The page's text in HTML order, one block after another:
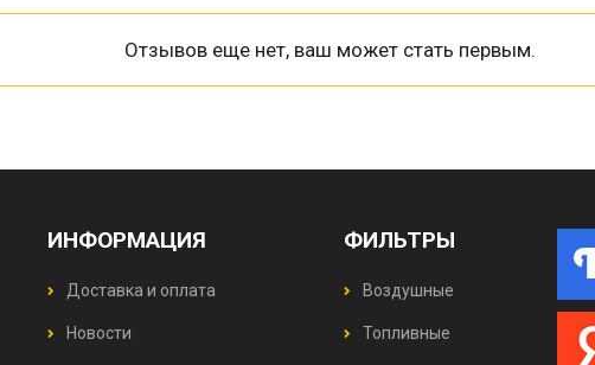
Отзывов еще нет, ваш может стать первым.
ИНФОРМАЦИЯ
Доставка и оплата
Новости
ФИЛЬТРЫ
Воздушные
Топливные